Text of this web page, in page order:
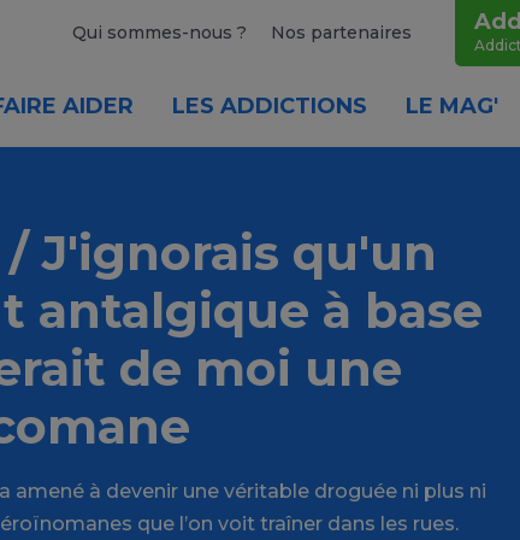
Qui sommes-nous ? Nos partenaires
AIDER LES ADDICTIONS LE MAG'
/ J'ignorais qu'un
antalgique à base
de moi une
amené à devenir une véritable droguée ni plus ni
que l’on voit traîner dans les rues.